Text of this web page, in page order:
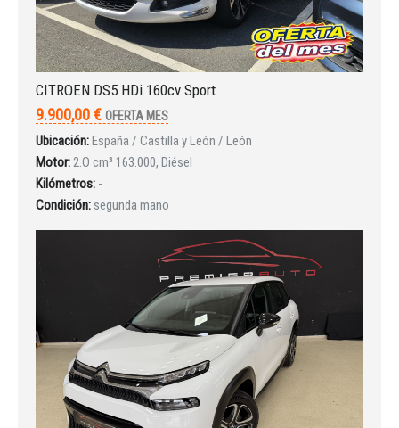
INICIAR SESIÓN
¿Ha olvidado la contraseña?
CITROEN DS5 HDi 160cv Sport
9.900,00 € OFERTA MES
Ubicación:España / Castilla y León / León
Motor:2.O cm³ 163.000, Diésel
Kilómetros: -
Condición: segunda mano